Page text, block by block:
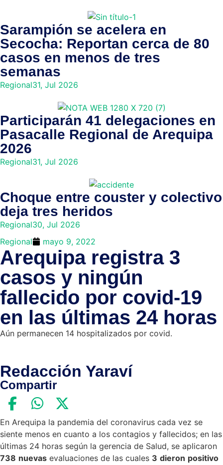
Sarampión se acelera en
Secocha: Reportan cerca de 80
casos en menos de tres
semanas
Regional31, Jul 2026
Participarán 41 delegaciones en
Pasacalle Regional de Arequipa
2026
Regional31, Jul 2026
Choque entre couster y colectivo
deja tres heridos
Regional30, Jul 2026
Regional
mayo 9, 2022
Arequipa registra 3
casos y ningún
fallecido por covid-19
en las últimas 24 horas
Aún permanecen 14 hospitalizados por covid.
Redacción Yaraví
Compartir
En Arequipa la pandemia del coronavirus cada vez se
siente menos en cuanto a los contagios y fallecidos; en las
últimas 24 horas según la gerencia de Salud, se aplicaron
738 nuevas evaluaciones de las cuales 3 dieron positivo